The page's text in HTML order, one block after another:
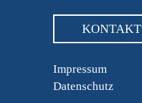
KONTAKT
Impressum
Datenschutz